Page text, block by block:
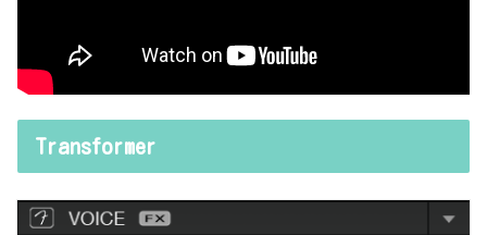
Transformer